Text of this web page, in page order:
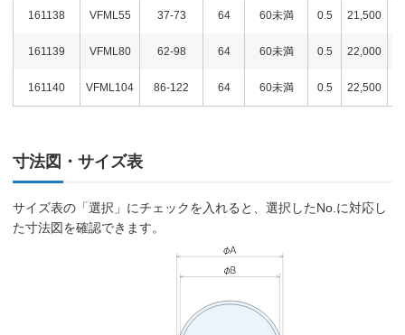
161138 VFML55 37-73 64 60未満 0.5 21,500
161139 VFML80 62-98 64 60未満 0.5 22,000
161140 VFML104 86-122 64 60未満 0.5 22,500
寸法図・サイズ表
サイズ表の「選択」にチェックを入れると、選択したNo.に対応し
た寸法図を確認できます。